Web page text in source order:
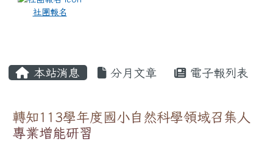
社團報名
本站消息 分月文章 電子報列表
轉知113學年度國小自然科學領域召集人
專業增能研習